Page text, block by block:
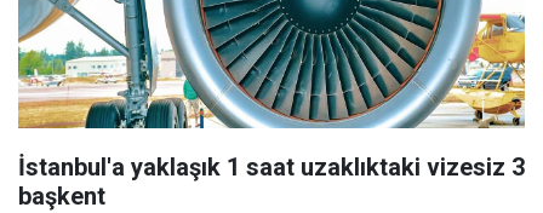
İstanbul'a yaklaşık 1 saat uzaklıktaki vizesiz 3
başkent